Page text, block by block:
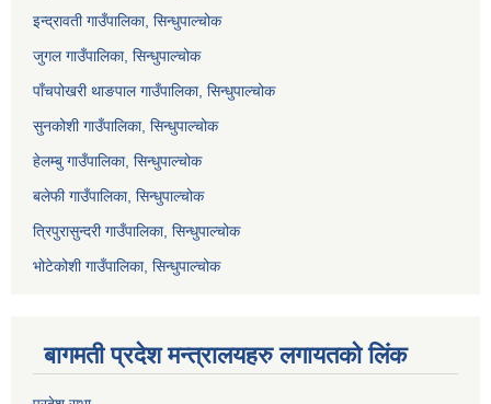
इन्द्रावती गाउँपालिका, सिन्धुपाल्चोक
जुगल गाउँपालिका, सिन्धुपाल्चोक
पाँचपोखरी थाङपाल गाउँपालिका, सिन्धुपाल्चोक
सुनकोशी गाउँपालिका, सिन्धुपाल्चोक
हेलम्बु गाउँपालिका, सिन्धुपाल्चोक
बलेफी गाउँपालिका, सिन्धुपाल्चोक
त्रिपुरासुन्दरी गाउँपालिका, सिन्धुपाल्चोक
भोटेकोशी गाउँपालिका, सिन्धुपाल्चोक
बागमती प्रदेश मन्त्रालयहरु लगायतको लिंक